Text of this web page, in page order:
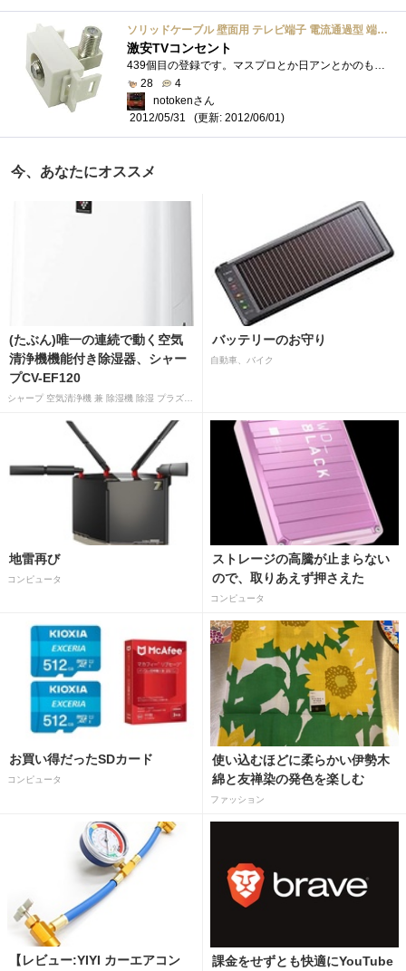
ソリッドケーブル 壁面用 テレビ端子 電流通過型 端末タイプ シンプルＬ型ユニット
激安TVコンセント
439個目の登録です。マスプロとか日アンとかのものをホームセンターで見るたびに「どう考えてもこれぼったくりだろ」と思い続けて4年間くらい�...
28
4
notokenさん
2012/05/31
(更新: 2012/06/01)
今、あなたにオススメ
(たぶん)唯一の連続で動く空気
清浄機機能付き除湿器、シャー
プCV-EF120
バッテリーのお守り
自動車、バイク
地雷再び
コンピュータ
ストレージの高騰が止まらない
ので、取りあえず押さえた
コンピュータ
お買い得だったSDカード
コンピュータ
使い込むほどに柔らかい伊勢木
綿と友禅染の発色を楽しむ
ファッション
【レビュー:YIYI カーエアコン
課金をせずとも快適にYouTube